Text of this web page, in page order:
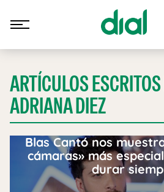
ARTÍCULOS
ADRIANA DIEZ
Blas Cantó nos
cámaras» más
durar